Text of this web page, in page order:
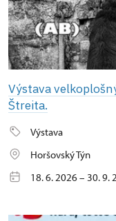
Výstava
Štreita.
Výstava
Horšovský Týn
18. 6. 2026 – 30. 9.